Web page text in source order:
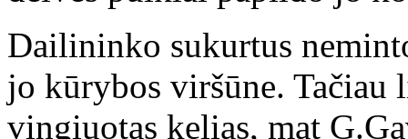
Dailininko sukurtus
jo kūrybos viršūne. Tačiau
vingiuotas kelias, mat